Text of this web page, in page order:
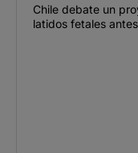
Chile debate un
latidos fetales